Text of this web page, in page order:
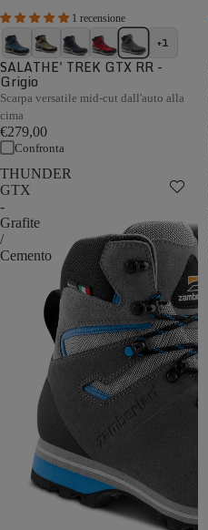
1 recensione
+1
SALATHE' TREK GTX RR -
Grigio
Scarpa versatile mid-cut dall'auto alla
cima
€279,00
Confronta
THUNDER
GTX
-
Grafite
/
Cemento